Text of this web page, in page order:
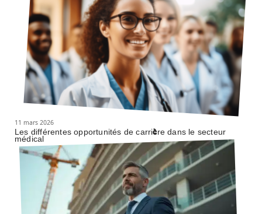
11 mars 2026
Les différentes opportunités de carrière dans le secteur
médical